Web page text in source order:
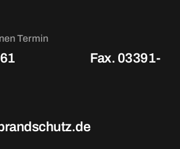
Termin
Fax. 03391-